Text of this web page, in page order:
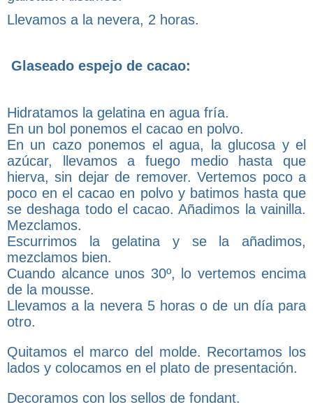
Llevamos a la nevera, 2 horas.
Glaseado espejo de cacao:
Hidratamos la gelatina en agua fría.
En un bol ponemos el cacao en polvo.
En un cazo ponemos el agua, la glucosa y el
azúcar, llevamos a fuego medio hasta que
hierva, sin dejar de remover. Vertemos poco a
poco en el cacao en polvo y batimos hasta que
se deshaga todo el cacao. Añadimos la vainilla.
Mezclamos.
Escurrimos la gelatina y se la añadimos,
mezclamos bien.
Cuando alcance unos 30º, lo vertemos encima
de la mousse.
Llevamos a la nevera 5 horas o de un día para
otro.
Quitamos el marco del molde. Recortamos los
lados y colocamos en el plato de presentación.
Decoramos con los sellos de fondant.